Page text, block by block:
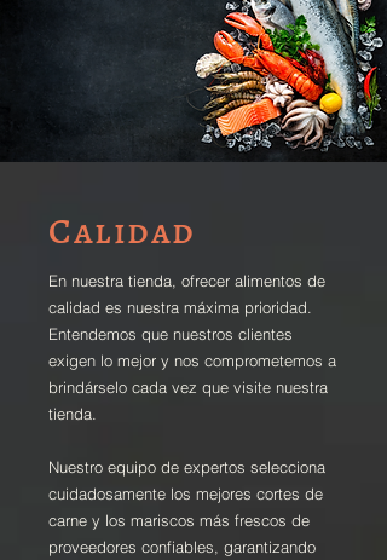
Calidad
En nuestra tienda, ofrecer alimentos de
calidad es nuestra máxima prioridad.
Entendemos que nuestros clientes
exigen lo mejor y nos comprometemos a
brindárselo cada vez que visite nuestra
tienda.
Nuestro equipo de expertos selecciona
cuidadosamente los mejores cortes de
carne y los mariscos más frescos de
proveedores confiables, garantizando